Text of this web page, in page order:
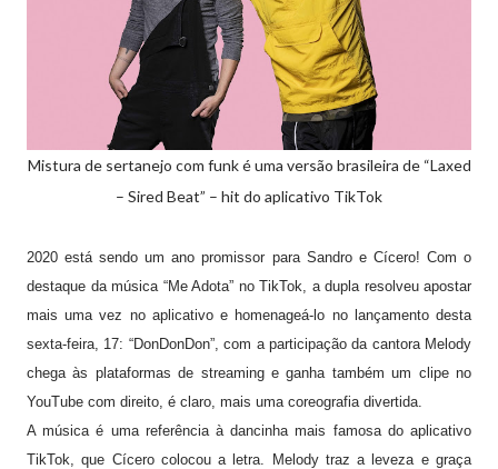
Mistura de sertanejo com funk é uma versão brasileira de “Laxed
– Sired Beat” – hit do aplicativo TikTok
2020 está sendo um ano promissor para Sandro e Cícero! Com o
destaque da música “Me Adota” no TikTok, a dupla resolveu apostar
mais uma vez no aplicativo e homenageá-lo no lançamento desta
sexta-feira, 17: “DonDonDon”, com a participação da cantora Melody
chega às plataformas de streaming e ganha também um clipe no
YouTube com direito, é claro, mais uma coreografia divertida.
A música é uma referência à dancinha mais famosa do aplicativo
TikTok, que Cícero colocou a letra. Melody traz a leveza e graça